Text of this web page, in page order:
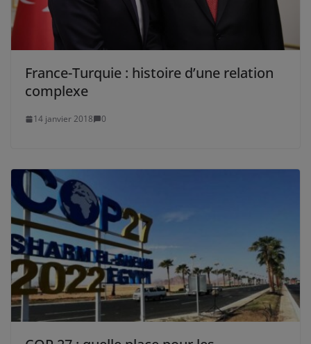
France-Turquie : histoire d’une relation
complexe
14 janvier 2018 0